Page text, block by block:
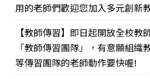
用的老師們歡迎您加入多元創新
【教師傳習】即日起開放全校教
「教師傳習團隊」，有意願組織
等傳習團隊的老師動作要快喔!